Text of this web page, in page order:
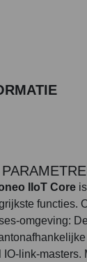
IIoT Core
functies.
omgeving: De
IO-link-masters.